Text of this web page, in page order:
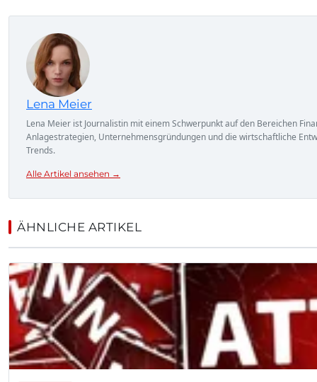
Lena Meier
Lena Meier ist Journalistin mit einem Schwerpunkt auf den Bereichen
Anlagestrategien, Unternehmensgründungen und die wirtschaftliche
Trends.
Alle Artikel ansehen →
ÄHNLICHE ARTIKEL